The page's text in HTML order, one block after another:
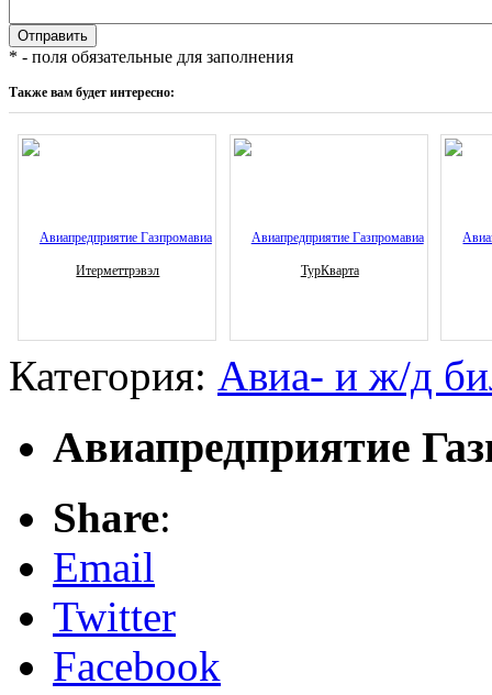
* - поля обязательные для заполнения
Также вам будет интересно:
Итерметтрэвэл ТурКварта
Категория: Авиа- и ж/д
Авиапредприятие
Share:
Email
Twitter
Facebook